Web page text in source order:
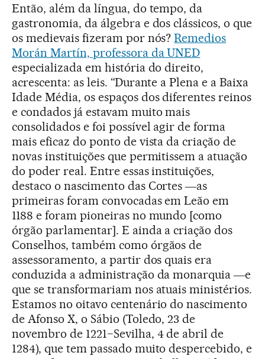
Então, além da língua, do tempo, da
gastronomia, da álgebra e dos clássicos, o que
os medievais fizeram por nós?Remedios
Morán Martín, professora da UNED
especializada em história do direito,
acrescenta: as leis. “Durante a Plena e a Baixa
Idade Média, os espaços dos diferentes reinos
e condados já estavam muito mais
consolidados e foi possível agir de forma
mais eficaz do ponto de vista da criação de
novas instituições que permitissem a atuação
do poder real. Entre essas instituições,
destaco o nascimento das Cortes ―as
primeiras foram convocadas em Leão em
1188 e foram pioneiras no mundo [como
órgão parlamentar]. E ainda a criação dos
Conselhos, também como órgãos de
assessoramento, a partir dos quais era
conduzida a administração da monarquia ―e
que se transformariam nos atuais ministérios.
Estamos no oitavo centenário do nascimento
de Afonso X, o Sábio (Toledo, 23 de
novembro de 1221−Sevilha, 4 de abril de
1284), que tem passado muito despercebido, e